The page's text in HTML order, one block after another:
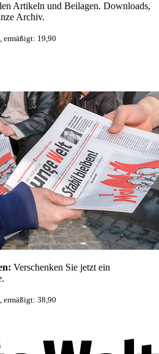
Artikeln und Beilagen. Downloads,
Archiv.
ermäßigt: 19,90
Verschenken Sie jetzt ein
ermäßigt: 38,90